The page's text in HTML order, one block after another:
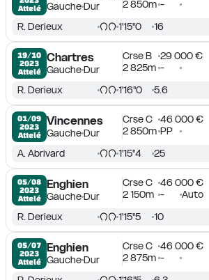
Attelé
GaucheDur
2 850m -
R. Derieux 1'15''0 16
19/10
2023
Attelé
Chartres
GaucheDur
Crse B
29 000 €
2 825m -
R. Derieux 1'16''0 5.6
01/09
2023
Attelé
Vincennes
GaucheDur
Crse C
46 000 €
2 850m PP
A. Abrivard 1'15''4 25
05/08
2023
Attelé
Enghien
GaucheDur
Crse C
46 000 €
2 150m - Auto
R. Derieux 1'15''5 10
05/07
2023
Attelé
Enghien
GaucheDur
Crse C
46 000 €
2 875m -